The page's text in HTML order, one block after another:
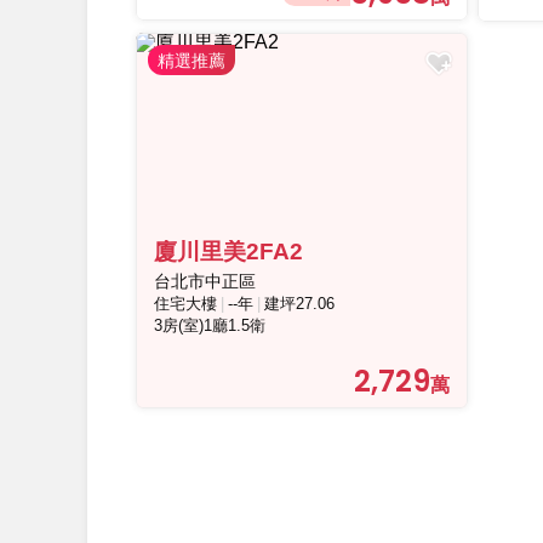
廈川里美2FA2
台北市中正區
住宅大樓 --年 建坪27.06
3房(室)1廳1.5衛
2,729